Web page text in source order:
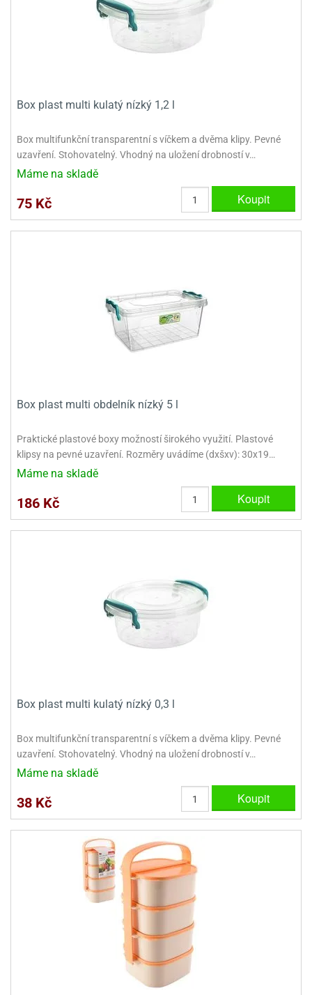
Box plast multi kulatý nízký 1,2 l
Box multifunkční transparentní s víčkem a dvěma klipy. Pevné
uzavření. Stohovatelný. Vhodný na uložení drobností v…
Máme na skladě
75 Kč Koupit
Box plast multi obdelník nízký 5 l
Praktické plastové boxy možností širokého využití. Plastové
klipsy na pevné uzavření. Rozměry uvádíme (dxšxv): 30x19…
Máme na skladě
186 Kč Koupit
Box plast multi kulatý nízký 0,3 l
Box multifunkční transparentní s víčkem a dvěma klipy. Pevné
uzavření. Stohovatelný. Vhodný na uložení drobností v…
Máme na skladě
38 Kč Koupit